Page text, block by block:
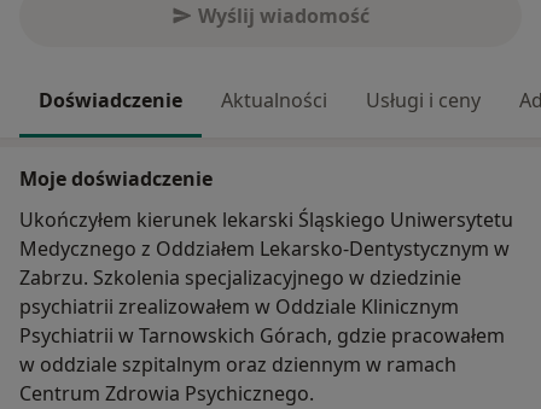
Wyślij wiadomość
Doświadczenie Aktualności Usługi i ceny
Moje doświadczenie
Ukończyłem kierunek lekarski Śląskiego Uniwersytetu
Medycznego z Oddziałem Lekarsko-Dentystycznym w
Zabrzu. Szkolenia specjalizacyjnego w dziedzinie
psychiatrii zrealizowałem w Oddziale Klinicznym
Psychiatrii w Tarnowskich Górach, gdzie pracowałem
w oddziale szpitalnym oraz dziennym w ramach
Centrum Zdrowia Psychicznego.